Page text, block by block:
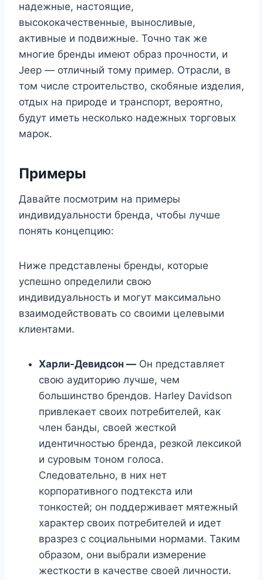
надежные, настоящие,
высококачественные, выносливые,
активные и подвижные. Точно так же
многие бренды имеют образ прочности, и
Jeep — отличный тому пример. Отрасли, в
том числе строительство, скобяные изделия,
отдых на природе и транспорт, вероятно,
будут иметь несколько надежных торговых
марок.
Примеры
Давайте посмотрим на примеры
индивидуальности бренда, чтобы лучше
понять концепцию:
Ниже представлены бренды, которые
успешно определили свою
индивидуальность и могут максимально
взаимодействовать со своими целевыми
клиентами.
Харли-Девидсон — Он представляет
свою аудиторию лучше, чем
большинство брендов. Harley Davidson
привлекает своих потребителей, как
член банды, своей жесткой
идентичностью бренда, резкой лексикой
и суровым тоном голоса.
Следовательно, в них нет
корпоративного подтекста или
тонкостей; он поддерживает мятежный
характер своих потребителей и идет
вразрез с социальными нормами. Таким
образом, они выбрали измерение
жесткости в качестве своей личности.